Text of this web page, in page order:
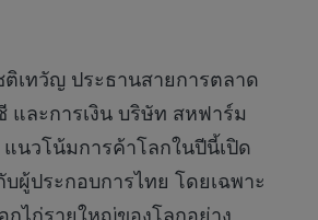
เทวัญ ประธานสายการตลาด
และการเงิน บริษัท สหฟาร์ม
แนวโน้มการค้าโลกในปีนี้เปิด
ผู้ประกอบการไทย โดยเฉพาะ
กไก่รายใหญ่ของโลกอย่าง